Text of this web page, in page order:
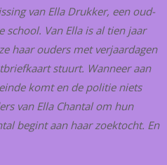
van Ella Drukker, een oud-
school. Van Ella is al tien jaar
haar ouders met verjaardagen
stuurt. Wanneer aan
komt en de politie niets
van Ella Chantal om hun
begint aan haar zoektocht. En